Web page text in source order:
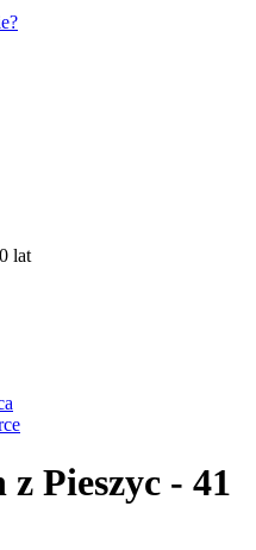
lat
Pieszyc - 41